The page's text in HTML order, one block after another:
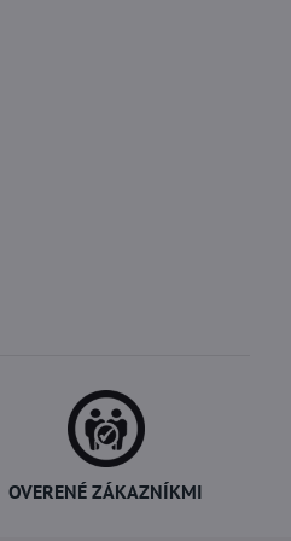
OVERENÉ ZÁKAZNÍKMI